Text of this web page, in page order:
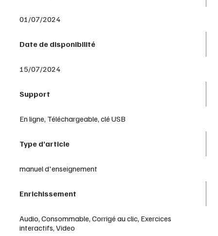
01/07/2024
Date de disponibilité
15/07/2024
Support
En ligne, Téléchargeable, clé USB
Type d’article
manuel d'enseignement
Enrichissement
Audio, Consommable, Corrigé au clic, Exercices
interactifs, Video